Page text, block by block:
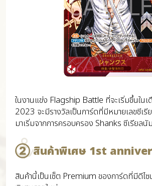
ในงานแข่ง Flagship Battle ที่จะเริ่มขึ้นใน
2023 จะมีรางวัลเป็นการ์ดที่มีหมายเลขซีเรี
มาเริ่มจากการครอบครอง Shanks ซีเรียลนั
② สินค้าพิเศษ 1st
สินค้านี้เป็นเซ็ต Premium ของการ์ดที่มีดีไซ